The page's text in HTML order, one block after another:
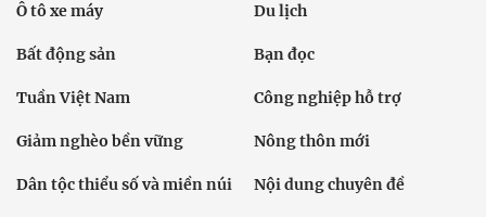
Ô tô xe máy Du lịch
Bất động sản Bạn đọc
Tuần Việt Nam Công nghiệp hỗ trợ
Giảm nghèo bền vững Nông thôn mới
Dân tộc thiểu số và miền núi Nội dung chuyên đề